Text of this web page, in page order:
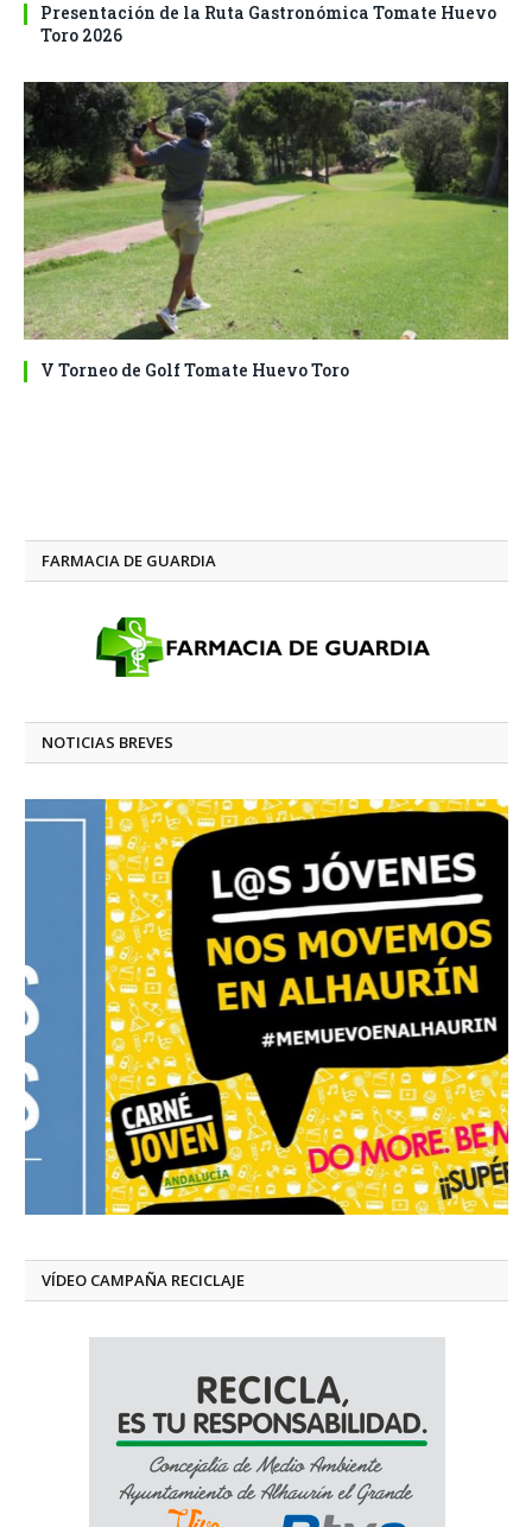
Presentación de la Ruta Gastronómica Tomate Huevo
Toro 2026
V Torneo de Golf Tomate Huevo Toro
FARMACIA DE GUARDIA
NOTICIAS BREVES
VÍDEO CAMPAÑA RECICLAJE